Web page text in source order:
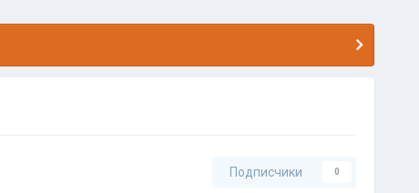
Подписчики 0